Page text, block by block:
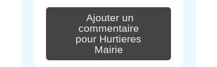
Ajouter un
commentaire
pour Hurtieres
Mairie